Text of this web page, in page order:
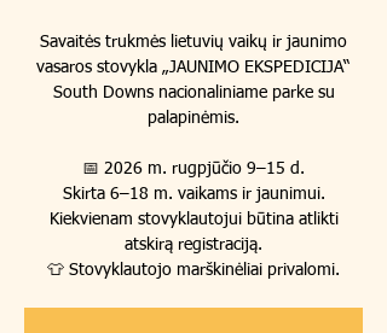
Savaitės trukmės lietuvių vaikų ir jaunimo
vasaros stovykla „JAUNIMO EKSPEDICIJA“
South Downs nacionaliniame parke su
palapinėmis.
📅 2026 m. rugpjūčio 9–15 d.
Skirta 6–18 m. vaikams ir jaunimui.
Kiekvienam stovyklautojui būtina atlikti
atskirą registraciją.
👕 Stovyklautojo marškinėliai privalomi.